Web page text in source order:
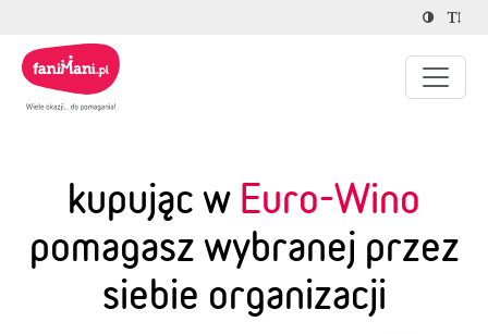
kupując w Euro-Wino
pomagasz wybranej przez
siebie organizacji